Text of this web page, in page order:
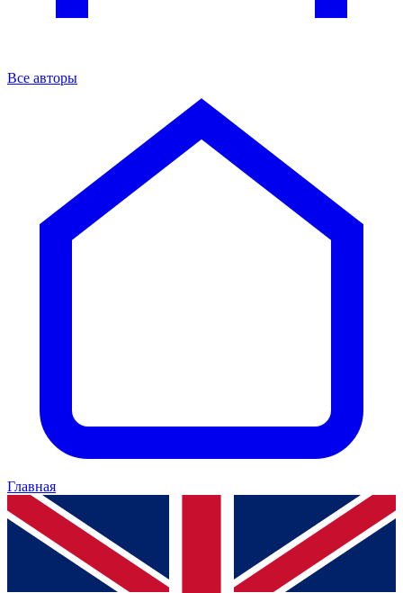
Все авторы
Главная